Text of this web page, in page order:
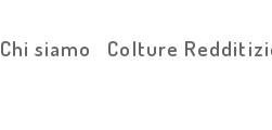
Chi siamo Colture